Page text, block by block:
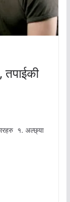
तपाईकी
१. अल्छ्या